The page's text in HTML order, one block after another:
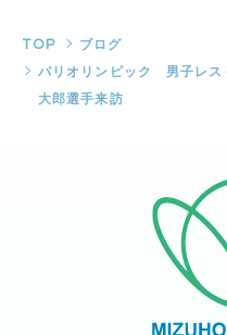
TOP
ブログ
パリオリンピック 男子レ
大郎選手来訪